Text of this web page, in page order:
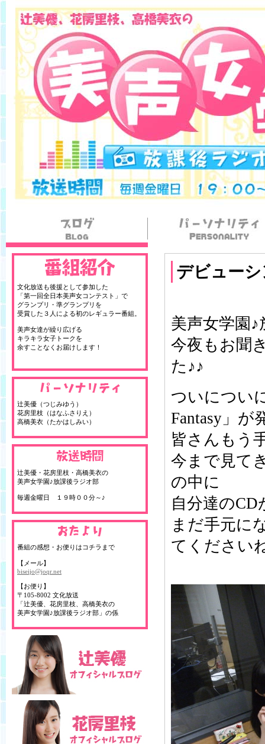
デビュー
美声女学園
今夜もお聞
た♪♪
ついについ
Fantasy」が
皆さんもう
今まで見て
の中に
自分達の
まだ手元に
てください
文化放送も後援として参加した
「第一回全日本美声女コンテスト」で
グランプリ・準グランプリを
受賞した３人による初のレギュラー番組。
美声女達が繰り広げる
キラキラ女子トークを
余すことなくお届けします！
辻美優（つじみゆう）
花房里枝（はなふさりえ）
高橋美衣（たかはしみい）
辻美優・花房里枝・高橋美衣の
美声女学園♪放課後ラジオ部
毎週金曜日 １９時００分～♪
番組の感想・お便りはコチラまで
【メール】
biseijo@joqr.net
【お便り】
〒105-8002 文化放送
「辻美優、花房里枝、高橋美衣の
美声女学園♪放課後ラジオ部」の係